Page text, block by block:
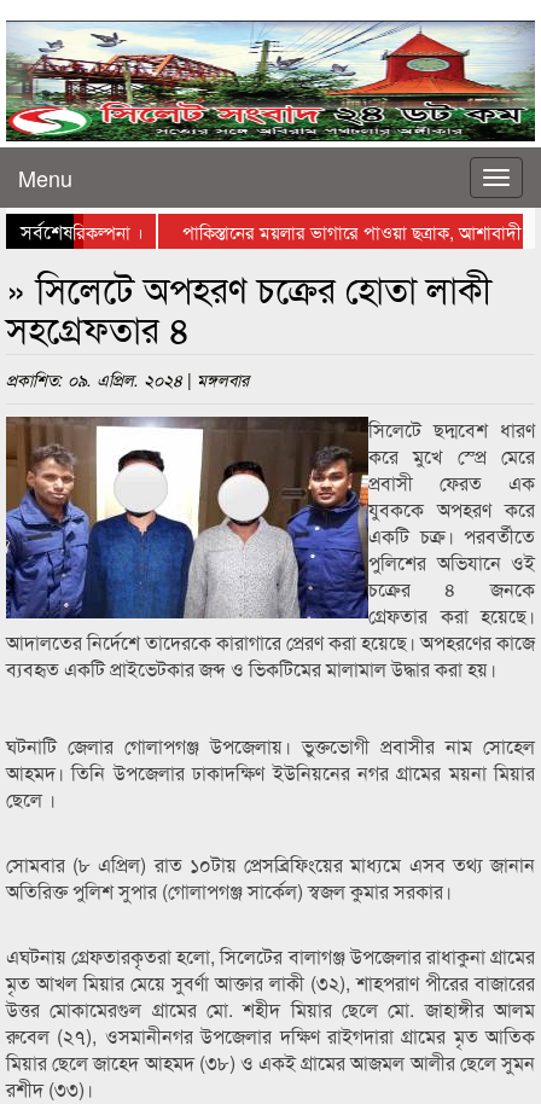
Menu
সর্বশেষপরিকল্পনা ।
পাকিস্তানের ময়লার ভাগারে পাওয়া ছত্রাক, আশাবাদী
নামলেন ব্যবসায়ীরা
» সিলেটে অপহরণ চক্রের হোতা লাকী
সহগ্রেফতার ৪
প্রকাশিত: ০৯. এপ্রিল. ২০২৪ | মঙ্গলবার
সিলেটে ছদ্মবেশ ধারণ
করে মুখে স্প্রে মেরে
প্রবাসী ফেরত এক
যুবককে অপহরণ করে
একটি চক্র। পরবর্তীতে
পুলিশের অভিযানে ওই
চক্রের ৪ জনকে
গ্রেফতার করা হয়েছে।
আদালতের নির্দেশে তাদেরকে কারাগারে প্রেরণ করা হয়েছে। অপহরণের কাজে
ব্যবহৃত একটি প্রাইভেটকার জব্দ ও ভিকটিমের মালামাল উদ্ধার করা হয়।
ঘটনাটি জেলার গোলাপগঞ্জ উপজেলায়। ভুক্তভোগী প্রবাসীর নাম সোহেল
আহমদ। তিনি উপজেলার ঢাকাদক্ষিণ ইউনিয়নের নগর গ্রামের ময়না মিয়ার
ছেলে ।
সোমবার (৮ এপ্রিল) রাত ১০টায় প্রেসব্রিফিংয়ের মাধ্যমে এসব তথ্য জানান
অতিরিক্ত পুলিশ সুপার (গোলাপগঞ্জ সার্কেল) স্বজল কুমার সরকার।
এঘটনায় গ্রেফতারকৃতরা হলো, সিলেটের বালাগঞ্জ উপজেলার রাধাকুনা গ্রামের
মৃত আখল মিয়ার মেয়ে সুবর্ণা আক্তার লাকী (৩২), শাহপরাণ পীরের বাজারের
উত্তর মোকামেরগুল গ্রামের মো. শহীদ মিয়ার ছেলে মো. জাহাঙ্গীর আলম
রুবেল (২৭), ওসমানীনগর উপজেলার দক্ষিণ রাইগদারা গ্রামের মৃত আতিক
মিয়ার ছেলে জাহেদ আহমদ (৩৮) ও একই গ্রামের আজমল আলীর ছেলে সুমন
রশীদ (৩৩)।